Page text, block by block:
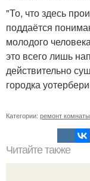
"То, что здесь
поддаётся
молодого
это всего лишь
действительно
городка
Категории: ремонт комнаты
Читайте также